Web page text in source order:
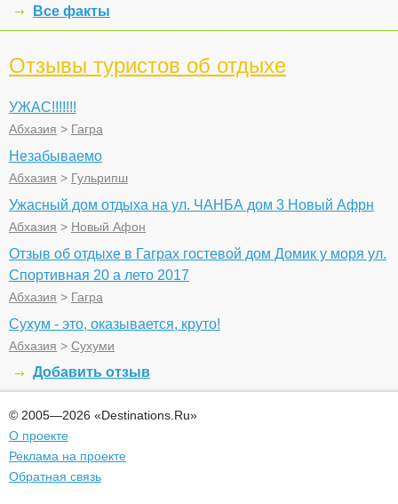
Все факты
Отзывы туристов об отдыхе
УЖАС!!!!!!!
Абхазия > Гагра
Незабываемо
Абхазия > Гульрипш
Ужасный дом отдыха на ул. ЧАНБА дом 3 Новый Афрн
Абхазия > Новый Афон
Отзыв об отдыхе в Гаграх гостевой дом Домик у моря ул.
Спортивная 20 а лето 2017
Абхазия > Гагра
Сухум - это, оказывается, круто!
Абхазия > Сухуми
Добавить отзыв
© 2005—2026 «Destinations.Ru»
О проекте
Реклама на проекте
Обратная связь